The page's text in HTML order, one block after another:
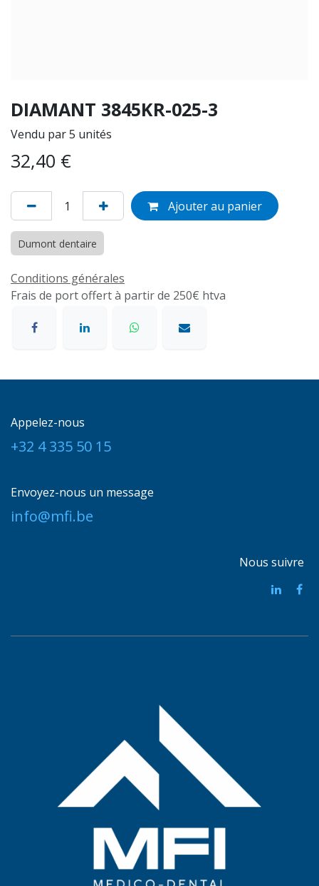
DIAMANT 3845KR-025-3
Vendu par 5 unités
32,40 €
Ajouter au panier
Dumont dentaire
Conditions générales
Frais de port offert à partir de 250€ htva
Appelez-nous
+32 4 335 50 15
Envoyez-nous un message
info@mfi.be
Nous suivre